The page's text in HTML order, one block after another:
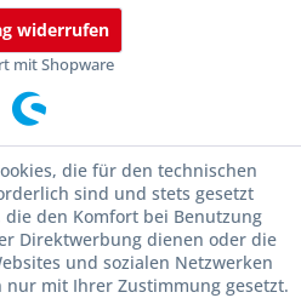
widerrufen
mit Shopware
die für den technischen
sind und stets gesetzt
die den Komfort bei Benutzung
Direktwerbung dienen oder die
und sozialen Netzwerken
mit Ihrer Zustimmung gesetzt.